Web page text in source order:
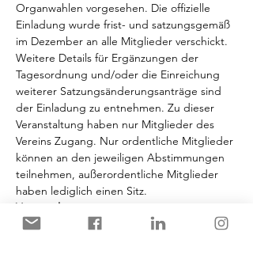
Organwahlen vorgesehen. Die offizielle
Einladung wurde frist- und satzungsgemäß
im Dezember an alle Mitglieder verschickt.
Weitere Details für Ergänzungen der
Tagesordnung und/oder die Einreichung
weiterer Satzungsänderungsanträge sind
der Einladung zu entnehmen. Zu dieser
Veranstaltung haben nur Mitglieder des
Vereins Zugang. Nur ordentliche Mitglieder
können an den jeweiligen Abstimmungen
teilnehmen, außerordentliche Mitglieder
haben lediglich einen Sitz.
Veranstaltungsort
Die Veranstaltung wird im
Raum 13 (neben